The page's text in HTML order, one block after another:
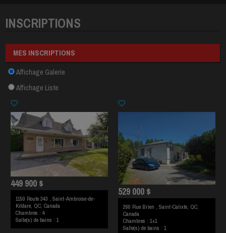
INSCRIPTIONS
MES INSCRIPTIONS
Affichage Galerie
Affichage Liste
449 900 $
1150 Route 343 , Saint-Ambroise-de-
Kildare, QC, Canada
Chambres : 4
Salle(s) de bains : 1
529 000 $
260 Rue Brien , Saint-Calixte, QC,
Canada
Chambres : 1+1
Salle(s) de bains : 1